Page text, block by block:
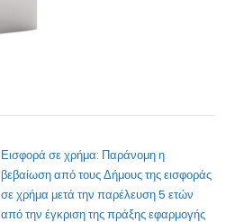
Εισφορά σε χρήμα: Παράνομη η
βεβαίωση από τους Δήμους της εισφοράς
σε χρήμα μετά την παρέλευση 5 ετών
από την έγκριση της πράξης εφαρμογής